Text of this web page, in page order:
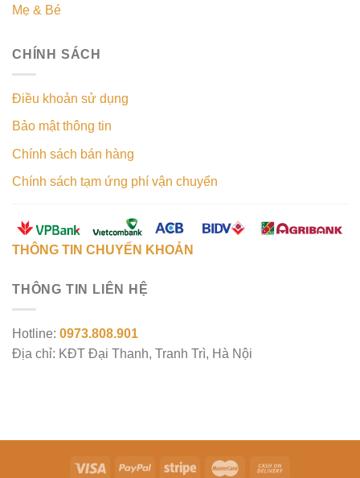
Mẹ & Bé
CHÍNH SÁCH
Điều khoản sử dụng
Bảo mật thông tin
Chính sách bán hàng
Chính sách tạm ứng phí vận chuyển
THÔNG TIN CHUYỂN KHOẢN
THÔNG TIN LIÊN HỆ
Hotline: 0973.808.901
Địa chỉ: KĐT Đại Thanh, Tranh Trì, Hà Nội